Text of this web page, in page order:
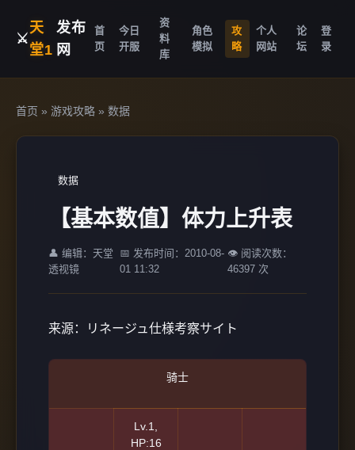
⚔️
天
堂1
发布
网
首
页
今日
开服
资
料
库
角色
模拟
攻
略
个人
网站
论
坛
登
录
首页 » 游戏攻略 » 数据
数据
【基本数值】体力上升表
👤 编辑：天堂
透视镜
📅 发布时间：2010-08-
01 11:32
👁️ 阅读次数：
46397 次
来源：リネージュ仕様考察サイト
骑士
Lv.1,
HP:16